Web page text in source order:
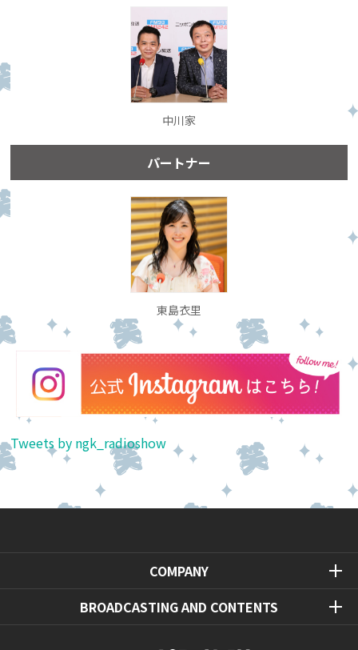
中川家
パートナー
東島衣里
Tweets by ngk_radioshow
COMPANY
BROADCASTING AND CONTENTS